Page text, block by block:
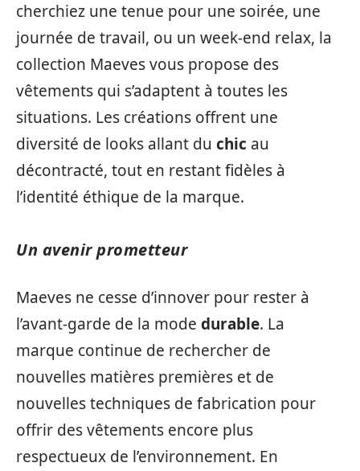
cherchiez une tenue pour une soirée, une
journée de travail, ou un week-end relax, la
collection Maeves vous propose des
vêtements qui s’adaptent à toutes les
situations. Les créations offrent une
diversité de looks allant du chic au
décontracté, tout en restant fidèles à
l’identité éthique de la marque.
Un avenir prometteur
Maeves ne cesse d’innover pour rester à
l’avant-garde de la mode durable. La
marque continue de rechercher de
nouvelles matières premières et de
nouvelles techniques de fabrication pour
offrir des vêtements encore plus
respectueux de l’environnement. En